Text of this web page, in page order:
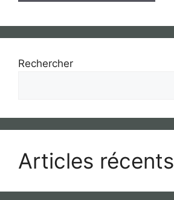
Rechercher
Articles récents